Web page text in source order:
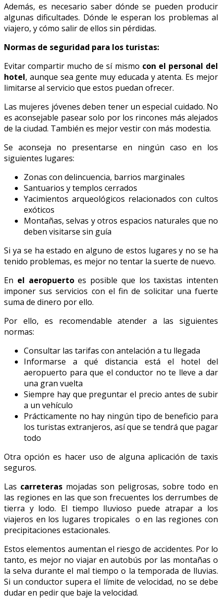
Además, es necesario saber dónde se pueden producir
algunas dificultades. Dónde le esperan los problemas al
viajero, y cómo salir de ellos sin pérdidas.
Normas de seguridad para los turistas:
Evitar compartir mucho de sí mismo con el personal del
hotel, aunque sea gente muy educada y atenta. Es mejor
limitarse al servicio que estos puedan ofrecer.
Las mujeres jóvenes deben tener un especial cuidado. No
es aconsejable pasear solo por los rincones más alejados
de la ciudad. También es mejor vestir con más modestia.
Se aconseja no presentarse en ningún caso en los
siguientes lugares:
Zonas con delincuencia, barrios marginales
Santuarios y templos cerrados
Yacimientos arqueológicos relacionados con cultos
exóticos
Montañas, selvas y otros espacios naturales que no
deben visitarse sin guía
Si ya se ha estado en alguno de estos lugares y no se ha
tenido problemas, es mejor no tentar la suerte de nuevo.
En el aeropuertoes posible que los taxistas intenten
imponer sus servicios con el fin de solicitar una fuerte
suma de dinero por ello.
Por ello, es recomendable atender a las siguientes
normas:
Consultar las tarifas con antelación a tu llegada
Informarse a qué distancia está el hotel del
aeropuerto para que el conductor no te lleve a dar
una gran vuelta
Siempre hay que preguntar el precio antes de subir
a un vehículo
Prácticamente no hay ningún tipo de beneficio para
los turistas extranjeros, así que se tendrá que pagar
todo
Otra opción es hacer uso de alguna aplicación de taxis
seguros.
Las carreteras mojadas son peligrosas, sobre todo en
las regiones en las que son frecuentes los derrumbes de
tierra y lodo. El tiempo lluvioso puede atrapar a los
viajeros en los lugares tropicales o en las regiones con
precipitaciones estacionales.
Estos elementos aumentan el riesgo de accidentes. Por lo
tanto, es mejor no viajar en autobús por las montañas o
la selva durante el mal tiempo o la temporada de lluvias.
Si un conductor supera el límite de velocidad, no se debe
dudar en pedir que baje la velocidad.